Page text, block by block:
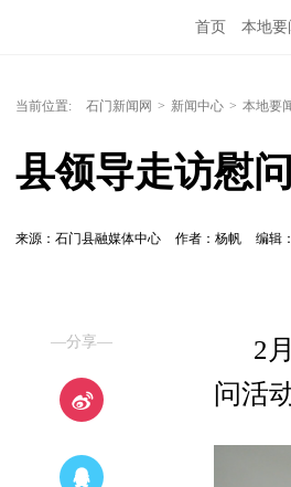
首页 本地要
当前位置: 石门新闻网 > 新闻中心 > 本地要
县领导走访慰
来源：石门县融媒体中心 作者：杨帆 编辑
—分享—
2
问活动